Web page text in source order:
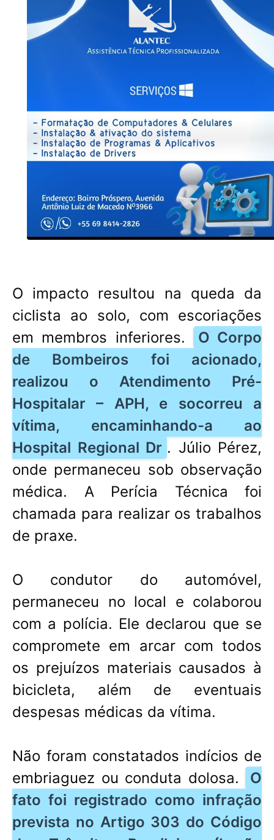
O impacto resultou na queda da
ciclista ao solo, com escoriações
em membros inferiores.
O Corpo
de Bombeiros foi acionado,
realizou o Atendimento Pré-
Hospitalar – APH, e socorreu a
vítima, encaminhando-a ao
Hospital Regional Dr . Júlio Pérez,
onde permaneceu sob observação
médica. A Perícia Técnica foi
chamada para realizar os trabalhos
de praxe.
O condutor do automóvel,
permaneceu no local e colaborou
com a polícia. Ele declarou que se
compromete em arcar com todos
os prejuízos materiais causados à
bicicleta, além de eventuais
despesas médicas da vítima.
Não foram constatados indícios de
embriaguez ou conduta dolosa.
O
fato foi registrado como infração
prevista no Artigo 303 do Código